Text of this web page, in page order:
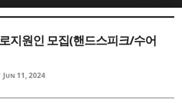
지원인 모집(핸드스피크/수어
Jun 11, 2024
스케치북5